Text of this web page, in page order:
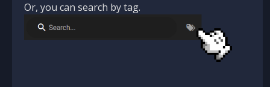
Or, you can search by tag.